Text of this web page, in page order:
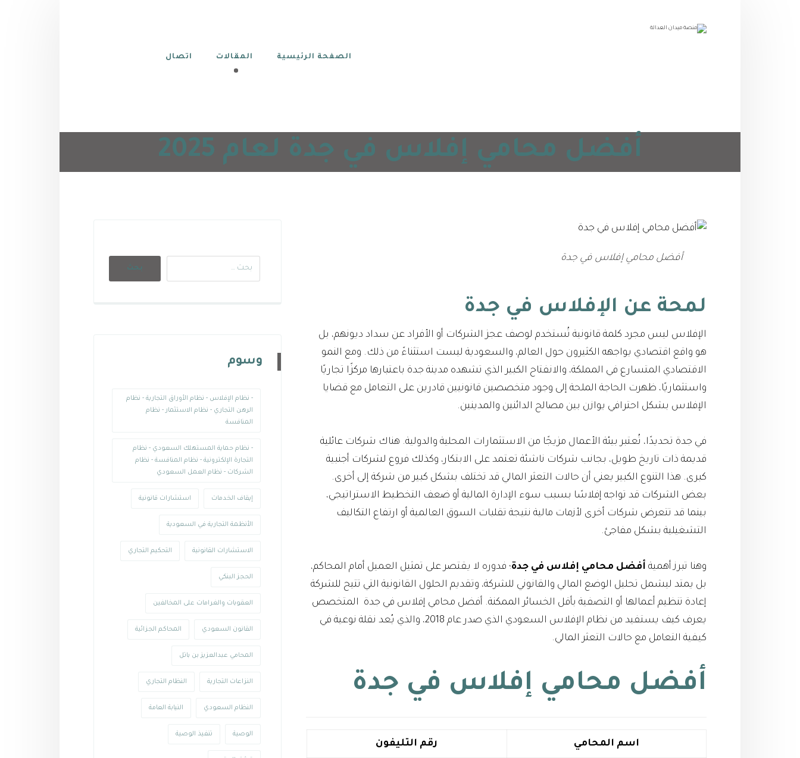
الصفحة الرئيسية المقالات اتصال
أفضل محامي إفلاس في جدة لعام 2025
أفضل محامي إفلاس في جدة
لمحة عن الإفلاس في جدة
الإفلاس ليس مجرد كلمة قانونية تُستخدم لوصف عجز الشركات أو الأفراد عن سداد ديونهم، بل
هو واقع اقتصادي يواجهه الكثيرون حول العالم، والسعودية ليست استثناءً من ذلك. ومع النمو
الاقتصادي المتسارع في المملكة، والانفتاح الكبير الذي تشهده مدينة جدة باعتبارها مركزًا تجاريًا
واستثماريًا، ظهرت الحاجة الملحة إلى وجود متخصصين قانونيين قادرين على التعامل مع قضايا
الإفلاس بشكل احترافي يوازن بين مصالح الدائنين والمدينين.
في جدة تحديدًا، تُعتبر بيئة الأعمال مزيجًا من الاستثمارات المحلية والدولية. هناك شركات عائلية
قديمة ذات تاريخ طويل، بجانب شركات ناشئة تعتمد على الابتكار، وكذلك فروع لشركات أجنبية
كبرى. هذا التنوع الكبير يعني أن حالات التعثر المالي قد تختلف بشكل كبير من شركة إلى أخرى.
بعض الشركات قد تواجه إفلاسًا بسبب سوء الإدارة المالية أو ضعف التخطيط الاستراتيجي،
بينما قد تتعرض شركات أخرى لأزمات مالية نتيجة تقلبات السوق العالمية أو ارتفاع التكاليف
التشغيلية بشكل مفاجئ.
وهنا تبرز أهمية أفضل محامي إفلاس في جدة؛ فدوره لا يقتصر على تمثيل العميل أمام المحاكم،
بل يمتد ليشمل تحليل الوضع المالي والقانوني للشركة، وتقديم الحلول القانونية التي تتيح للشركة
إعادة تنظيم أعمالها أو التصفية بأقل الخسائر الممكنة. أفضل محامي إفلاس في جدة المتخصص
يعرف كيف يستفيد من نظام الإفلاس السعودي الذي صدر عام 2018، والذي يُعد نقلة نوعية في
كيفية التعامل مع حالات التعثر المالي.
أفضل محامي إفلاس في جدة
اسم المحامي رقم التليفون
وسوم
- نظام الإفلاس - نظام الأوراق التجارية - نظام
الرهن التجاري - نظام الاستثمار - نظام
المنافسة
- نظام حماية المستهلك السعودي - نظام
التجارة الإلكترونية - نظام المنافسة - نظام
الشركات - نظام العمل السعودي
إيقاف الخدمات استشارات قانونية
الأنظمة التجارية في السعودية
الاستشارات القانونية التحكيم التجاري
الحجز البنكي
العقوبات والغرامات على المخالفين
القانون السعودي المحاكم الجزائية
المحامي عبدالعزيز بن باتل
النزاعات التجارية النظام التجاري
النظام السعودي النيابة العامة
الوصية تنفيذ الوصية